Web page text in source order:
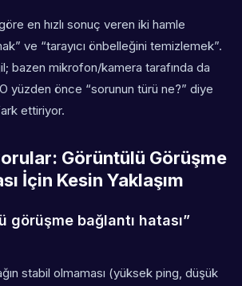
en hızlı sonuç veren iki hamle
ve “tarayıcı önbelleğini temizlemek”.
bazen mikrofon/kamera tarafında da
yüzden önce “sorunun türü ne?” diye
ettiriyor.
Görüntülü Görüşme
İçin Kesin Yaklaşım
görüşme bağlantı hatası”
stabil olmaması (yüksek ping, düşük